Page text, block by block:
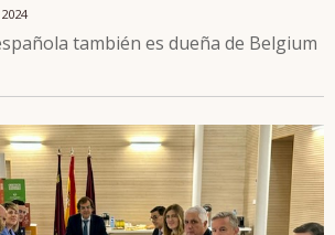
también es dueña de Belgium